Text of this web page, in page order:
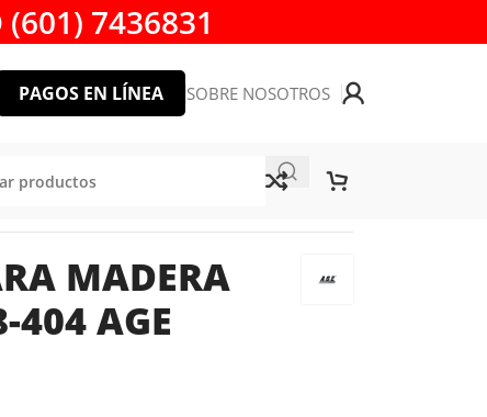
(601) 7436831
PAGOS EN LÍNEA SOBRE NOSOTROS
MADERA
404 AGE